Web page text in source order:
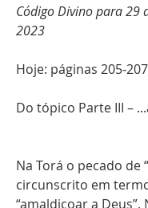
Código Divino para 29
2023
Hoje: páginas 205-207
Do tópico Parte III –
Na Torá o pecado de
circunscrito em
“amaldiçoar a